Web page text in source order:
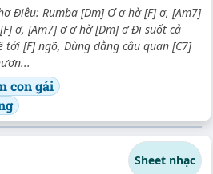
Điệu: Rumba [Dm] Ơ ơ hờ [F] ơ, [Am7]
ơ, [Am7] ơ ơ hờ [Dm] ơ Đi suốt cả
tới [F] ngõ, Dùng dằng câu quan [C7]
con gái
Sheet nhạc